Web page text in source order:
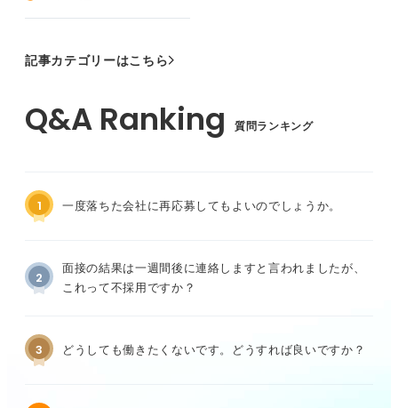
記事カテゴリーはこちら
質問ランキング
1 一度落ちた会社に再応募してもよいのでしょうか。
2
面接の結果は一週間後に連絡しますと言われましたが、
これって不採用ですか？
3 どうしても働きたくないです。どうすれば良いですか？